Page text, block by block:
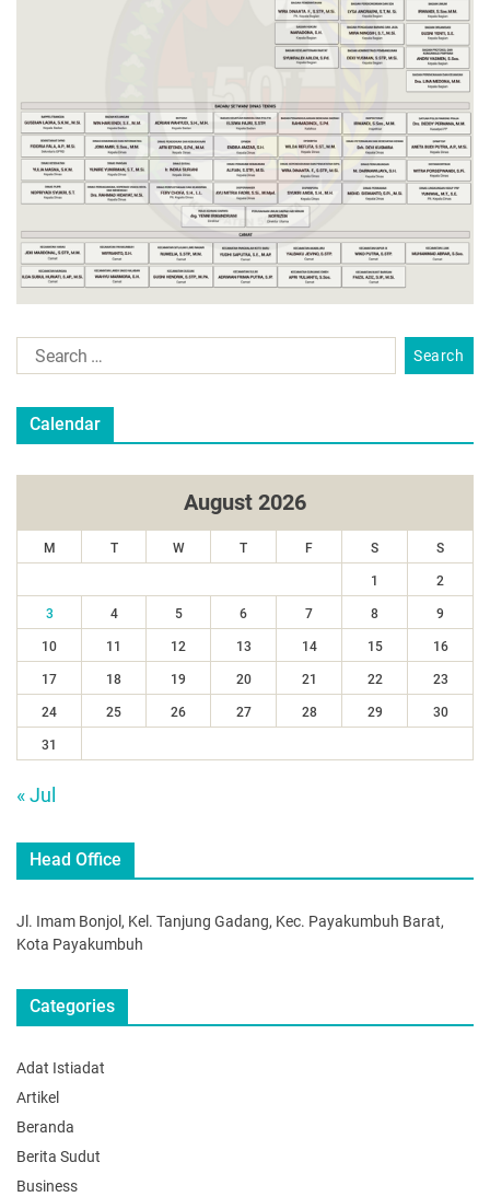
Calendar
August 2026
M T W T F S S
1 2
3 4 5 6 7 8 9
10 11 12 13 14 15 16
17 18 19 20 21 22 23
24 25 26 27 28 29 30
31
« Jul
Head Office
Jl. Imam Bonjol, Kel. Tanjung Gadang, Kec. Payakumbuh Barat,
Kota Payakumbuh
Categories
Adat Istiadat
Artikel
Beranda
Berita Sudut
Business